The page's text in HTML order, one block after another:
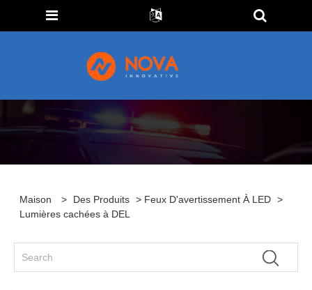
Maison > Des Produits > Feux D'avertissement À LED >
Lumières cachées à DEL